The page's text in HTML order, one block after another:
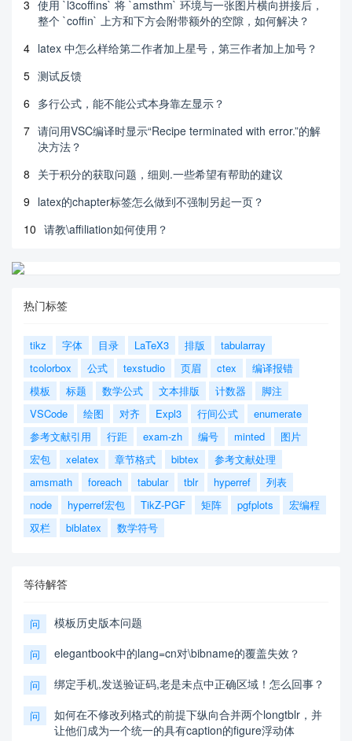
3 使用 `l3coffins` 将 `amsthm` 环境与一张图片横向拼接后，
整个 `coffin` 上方和下方会附带额外的空隙，如何解决？
4 latex 中怎么样给第二作者加上星号，第三作者加上加号？
5 测试反馈
6 多行公式，能不能公式本身靠左显示？
7 请问用VSC编译时显示“Recipe terminated with error.”的解
决方法？
8 关于积分的获取问题，细则.一些希望有帮助的建议
9 latex的chapter标签怎么做到不强制另起一页？
10 请教\affiliation如何使用？
热门标签
tikz 字体 目录 LaTeX3 排版
tabularray
tcolorbox
公式 texstudio 页眉 ctex
编译报错
模板
标题 数学公式 文本排版 计数器
脚注
VSCode
绘图 对齐 Expl3 行间公式
enumerate
参考文献引用
行距 exam-zh 编号 minted
图片
宏包
xelatex 章节格式 bibtex
参考文献处理
amsmath
foreach tabular tblr hyperref
列表
node
hyperref宏包 TikZ-PGF 矩阵 pgfplots
宏编程
双栏
biblatex 数学符号
等待解答
问 模板历史版本问题
问 elegantbook中的lang=cn对\bibname的覆盖失效？
问 绑定手机,发送验证码,老是未点中正确区域！怎么回事？
问
如何在不修改列格式的前提下纵向合并两个longtblr，并
让他们成为一个统一的具有caption的figure浮动体